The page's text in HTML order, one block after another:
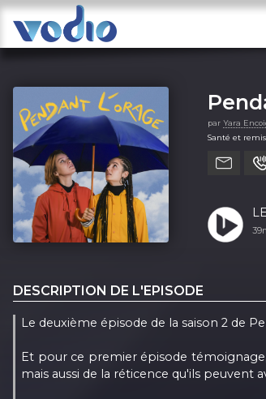
par Yara
Santé et
DESCRIPTION DE L'EPISODE
Le deuxième épisode de la saison 2 de
Et pour ce premier épisode
mais aussi de la réticence qu'ils peuvent